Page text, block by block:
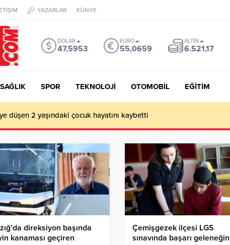
YAZARLAR KÜNYE
DOLAR
47,5953
EURO
55,0659
ALTIN
6.521,17
SAĞLIK SPOR TEKNOLOJİ OTOMOBİL EĞİTİM
düşen 2 yaşındaki çocuk hayatını kaybetti
direksiyon başında
kanaması geçiren
Çemişgezek ilçesi LGS
sınavında başarı